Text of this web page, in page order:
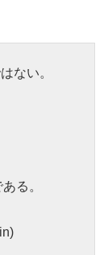
ない。
る。